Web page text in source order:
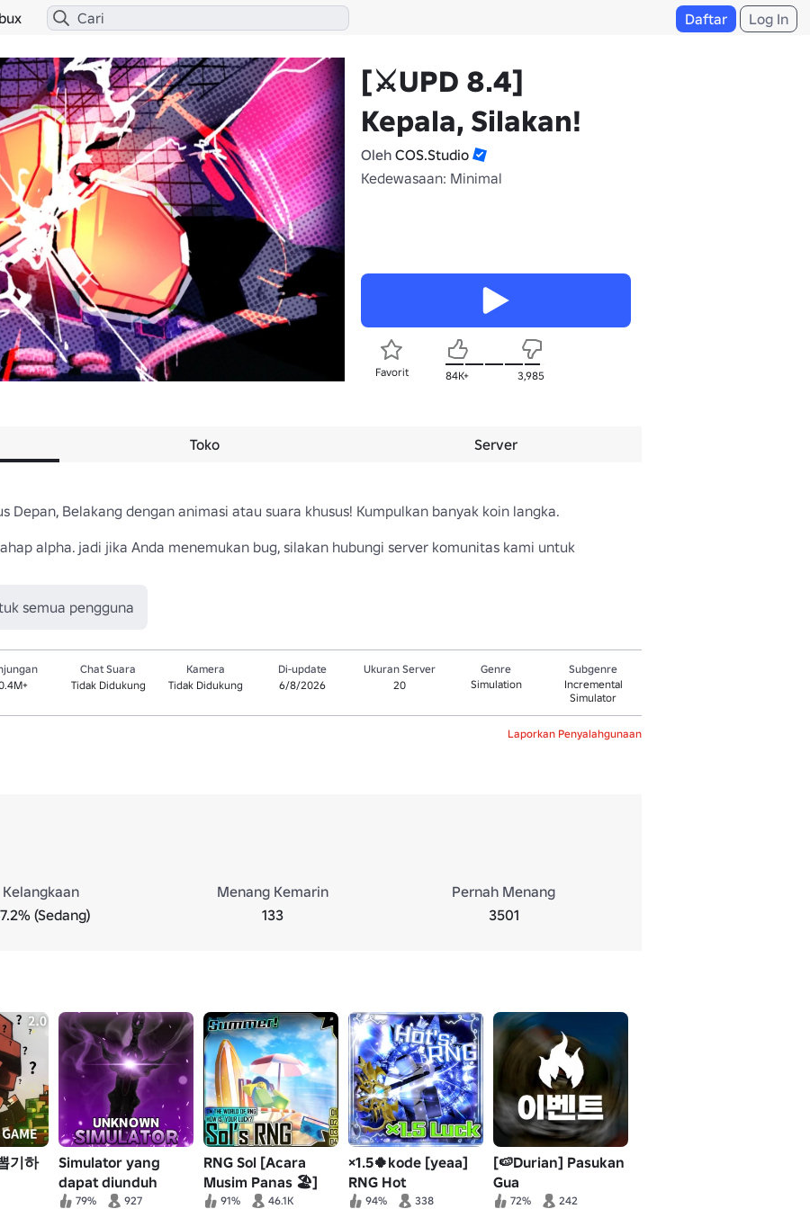
Daftar Log In
[⚔️UPD 8.4]
Kepala, Silakan!
Oleh COS.Studio
Kedewasaan: Minimal
Favorit 84K+ 3,985
Toko Server
Depan, Belakang dengan animasi atau suara khusus! Kumpulkan banyak koin langka.
alpha. jadi jika Anda menemukan bug, silakan hubungi server komunitas kami untuk
semua pengguna
Chat Suara
Tidak Didukung
Kamera
Tidak Didukung
Di-update
6/8/2026
Ukuran Server
20
Genre
Simulation
Subgenre
Incremental
Simulator
Laporkan Penyalahgunaan
Kelangkaan
(Sedang)
Menang Kemarin
133
Pernah Menang
3501
기하
Simulator yang
dapat diunduh
[Perombakan pasar
79% 927
RNG Sol [Acara
Musim Panas 🏖️]
91% 46.1K
×1.5🍀kode [yeaa]
RNG Hot
94% 338
[🍉Durian] Pasukan
Gua
72% 242